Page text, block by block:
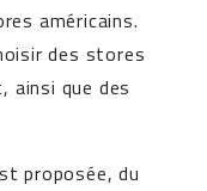
américains.
des stores
ainsi que des
proposée, du